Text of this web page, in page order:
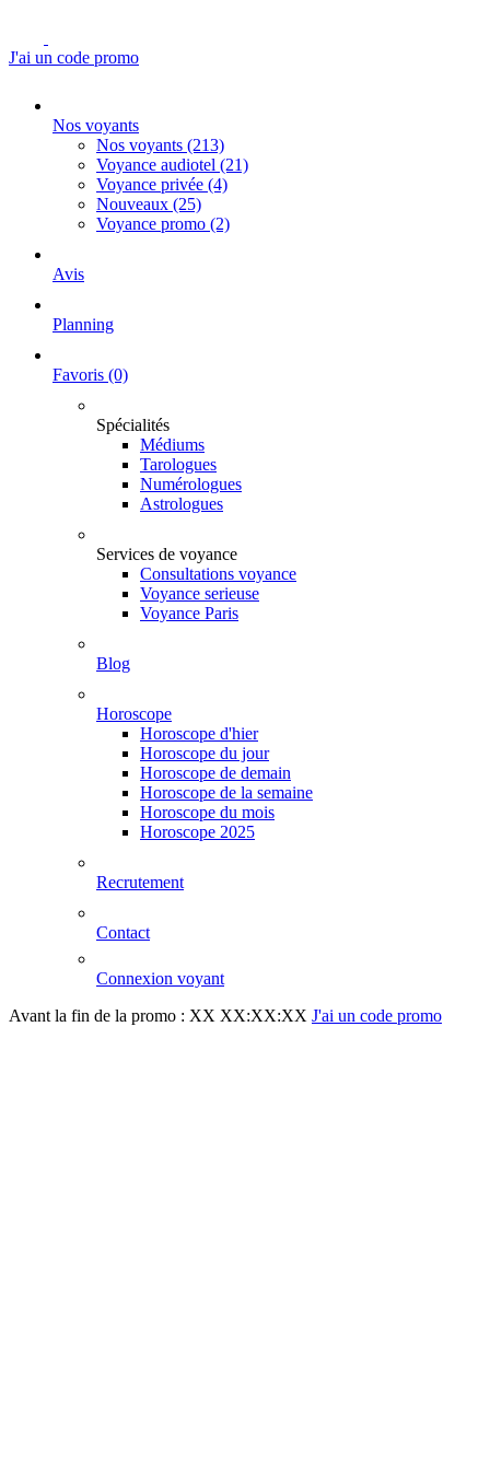
J'ai un code promo
Nos voyants
Nos voyants (213)
Voyance audiotel (21)
Voyance privée (4)
Nouveaux (25)
Voyance promo (2)
Avis
Planning
Favoris (0)
Spécialités
Médiums
Tarologues
Numérologues
Astrologues
Services de voyance
Consultations voyance
Voyance serieuse
Voyance Paris
Blog
Horoscope
Horoscope d'hier
Horoscope du jour
Horoscope de demain
Horoscope de la semaine
Horoscope du mois
Horoscope 2025
Recrutement
Contact
Connexion voyant
Avant la fin de la promo : XX XX:XX:XX J'ai un code promo